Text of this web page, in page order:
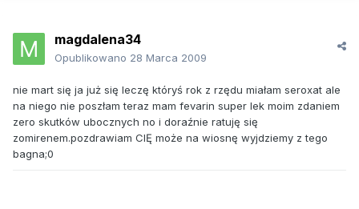
magdalena34
Opublikowano 28 Marca 2009
nie mart się ja już się leczę któryś rok z rzędu miałam seroxat ale
na niego nie poszłam teraz mam fevarin super lek moim zdaniem
zero skutków ubocznych no i doraźnie ratuję się
zomirenem.pozdrawiam CIĘ może na wiosnę wyjdziemy z tego
bagna;0